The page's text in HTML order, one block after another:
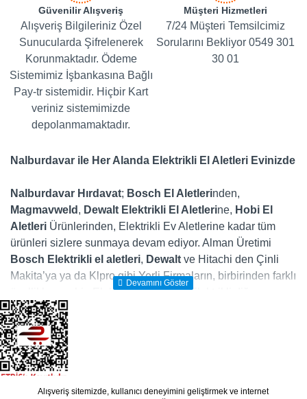
Güvenilir Alışveriş
Alışveriş Bilgileriniz Özel
Sunucularda Şifrelenerek
Korunmaktadır. Ödeme
Sistemimiz İşbankasına Bağlı
Pay-tr sistemidir. Hiçbir Kart
veriniz sistemimizde
depolanmamaktadır.
Müşteri Hizmetleri
7/24 Müşteri Temsilcimiz
Sorularını Bekliyor 0549 301
30 01
Nalburdavar ile Her Alanda Elektrikli El Aletleri Evinizde
Nalburdavar Hırdavat; Bosch El Aletlerinden,
Magmavweld , Dewalt Elektrikli El Aletlerine, Hobi El
Aletleri Ürünlerinden, Elektrikli Ev Aletlerine kadar tüm
ürünleri sizlere sunmaya devam ediyor. Alman Üretimi
Bosch Elektrikli el aletleri, Dewalt ve Hitachi den Çinli
Makita’ya ya da Klpro gibi Yerli Firmaların, birbirinden farklı
özelliklere sahip Elektrikli Matkap ve Elektrikli diğer
makinalarını, evdeki en büyük yardımcılarınız olan elektrikli
ev aletlerini ve gücünüze güç katacak diğer tüm
Makinaları ister mağazamızdan isterseniz nalburdavar.com
online satış sitesinde yakından inceleyerek kolayca satın
alabilirsiniz. Ayrıca dünyanın önde gelen firmalarının
üretmiş olduğunu elektrikli el aletleri, mekanik el aletleri,
Alışveriş sitemizde, kullanıcı deneyimini geliştirmek ve internet